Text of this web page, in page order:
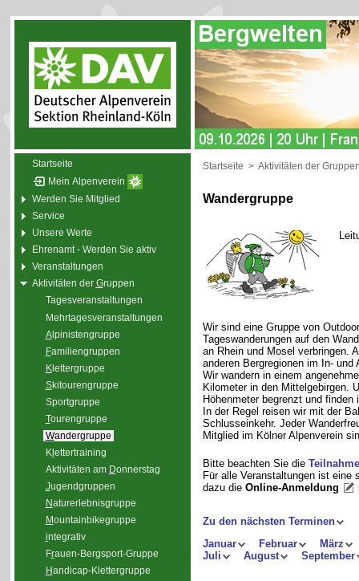
Startseite
Mein Alpenverein
Werden Sie Mitglied
Service
Unsere Werte
Ehrenamt - Werden Sie aktiv
Veranstaltungen
Aktivitäten der Gruppen
Tagesveranstaltungen
Mehrtagesveranstaltungen
Alpinistengruppe
Familiengruppen
Klettergruppe
Skitourengruppe
Sportgruppe
Tourengruppe
Wandergruppe
Kl ettertraining
Aktivitäten am Donnerstag
Jugendgruppen
Naturerlebnisgruppe
Mountainbikegruppe
integrativ
Frauen-Bergsport-Gruppe
Handicap-Klettergruppe
Startseite > Aktivitäten der
Wandergruppe
Wir sind eine Gruppe von
Tageswanderungen auf den
an Rhein und Mosel verbringen.
anderen Bergregionen im In- und
Wir wandern in einem
Kilometer in den Mittelgebirgen.
Höhenmeter begrenzt und
In der Regel reisen wir mit der
Schlusseinkehr. Jeder
Mitglied im Kölner Alpenverein
Bitte beachten Sie die
Für alle Veranstaltungen ist
dazu die Online-Anmeldung
Zu den nächsten Terminen
Januar
Februar
März
Juli
August September